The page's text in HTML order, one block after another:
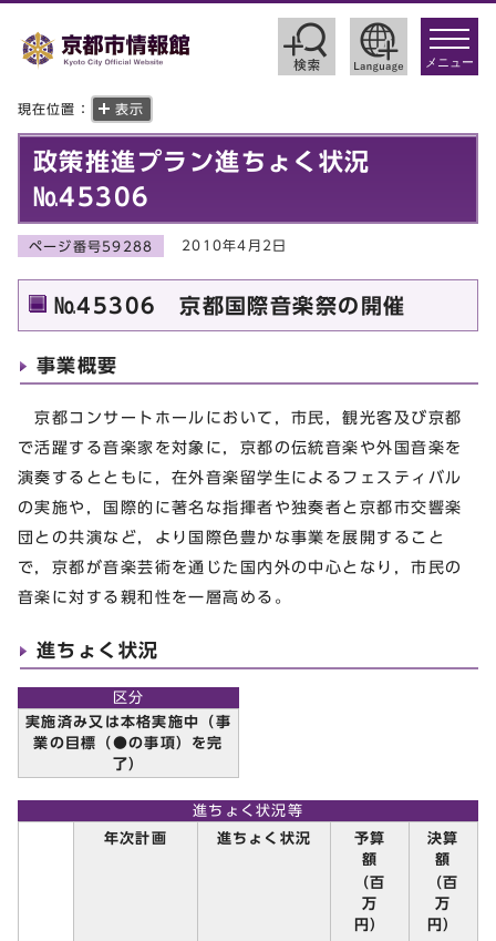
toggle
メニュー
現在位置： 表示
政策推進プラン進ちょく状況
№45306
ページ番号59288 2010年4月2日
№45306 京都国際音楽祭の開催
事業概要
京都コンサートホールにおいて，市民，観光客及び京都
で活躍する音楽家を対象に，京都の伝統音楽や外国音楽を
演奏するとともに，在外音楽留学生によるフェスティバル
の実施や，国際的に著名な指揮者や独奏者と京都市交響楽
団との共演など，より国際色豊かな事業を展開すること
で，京都が音楽芸術を通じた国内外の中心となり，市民の
音楽に対する親和性を一層高める。
進ちょく状況
区分
実施済み又は本格実施中（事
業の目標（●の事項）を完
了）
進ちょく状況等
年次計画
進ちょく状況
予算
額
（百
万
円）
決算
額
（百
万
円）